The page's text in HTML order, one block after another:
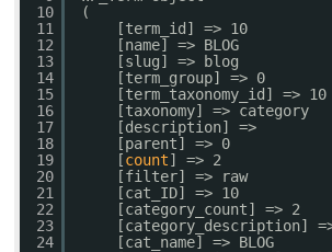
10
11
12
13
14
15
16
17
18
19
20
21
22
23
24
(
[term_id] => 10
[name] => BLOG
[slug] => blog
[term_group] => 0
[term_taxonomy_id] => 10
[taxonomy] => category
[description] =>
[parent] => 0
[count] => 2
[filter] => raw
[cat_ID] => 10
[category_count] => 2
[category_description]
[cat_name] => BLOG